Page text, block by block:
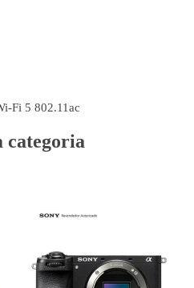
Fi 5 802.11ac
categoria